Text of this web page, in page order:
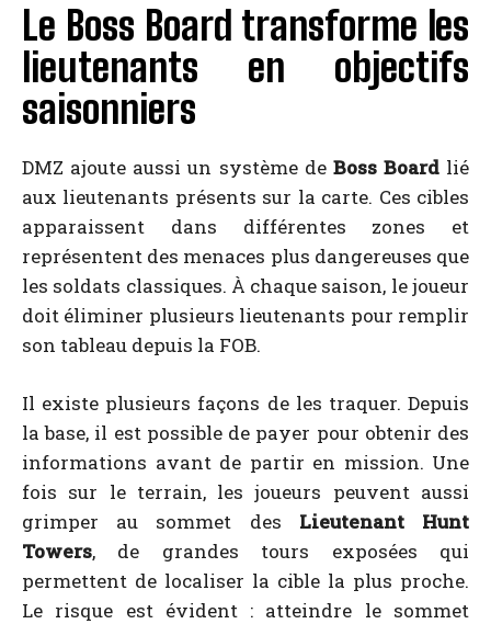
Le Boss Board transforme les
lieutenants en objectifs
saisonniers
DMZ ajoute aussi un système de Boss Boardlié
aux lieutenants présents sur la carte. Ces cibles
apparaissent dans différentes zones et
représentent des menaces plus dangereuses que
les soldats classiques. À chaque saison, le joueur
doit éliminer plusieurs lieutenants pour remplir
son tableau depuis la FOB.
Il existe plusieurs façons de les traquer. Depuis
la base, il est possible de payer pour obtenir des
informations avant de partir en mission. Une
fois sur le terrain, les joueurs peuvent aussi
grimper au sommet des Lieutenant Hunt
Towers, de grandes tours exposées qui
permettent de localiser la cible la plus proche.
Le risque est évident : atteindre le sommet